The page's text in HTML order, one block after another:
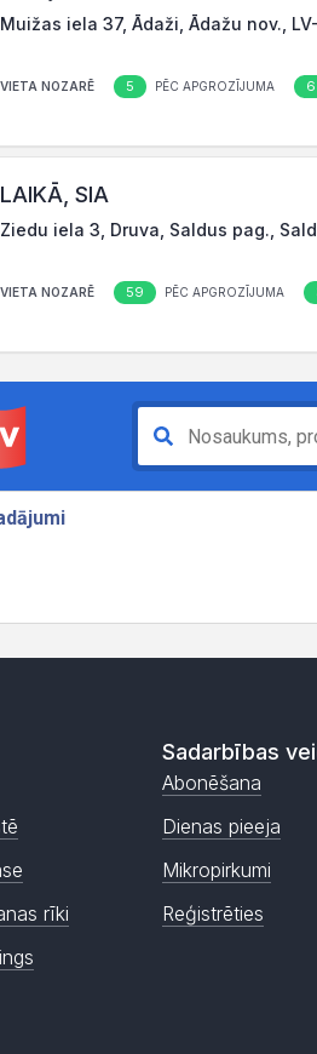
Muižas iela 37, Ādaži, Ādažu nov.,
VIETA NOZARĒ 5 PĒC APGROZĪJUMA 6
LAIKĀ, SIA
Ziedu iela 3, Druva, Saldus pag.,
VIETA NOZARĒ 59 PĒC APGROZĪJUMA
rīki
Sadarbības
Abonēšana
Dienas pieeja
Mikropirkumi
Reģistrēties